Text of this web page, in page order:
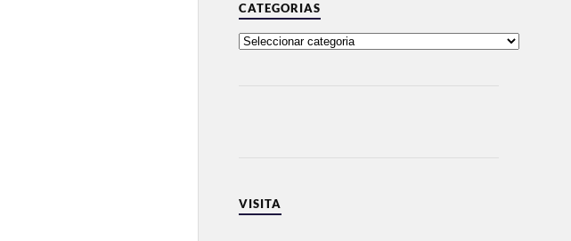
CATEGORIAS
VISITA